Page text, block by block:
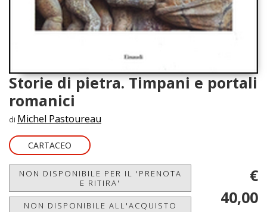
Storie di pietra. Timpani e portali
romanici
di Michel Pastoureau
CARTACEO
NON DISPONIBILE PER IL 'PRENOTA
E RITIRA'
NON DISPONIBILE ALL'ACQUISTO
€
40,00